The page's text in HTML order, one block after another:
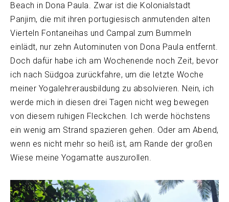
Beach in Dona Paula. Zwar ist die Kolonialstadt
Panjim, die mit ihren portugiesisch anmutenden alten
Vierteln Fontaneihas und Campal zum Bummeln
einlädt, nur zehn Autominuten von Dona Paula entfernt.
Doch dafür habe ich am Wochenende noch Zeit, bevor
ich nach Südgoa zurückfahre, um die letzte Woche
meiner Yogalehrerausbildung zu absolvieren. Nein, ich
werde mich in diesen drei Tagen nicht weg bewegen
von diesem ruhigen Fleckchen. Ich werde höchstens
ein wenig am Strand spazieren gehen. Oder am Abend,
wenn es nicht mehr so heiß ist, am Rande der großen
Wiese meine Yogamatte auszurollen.